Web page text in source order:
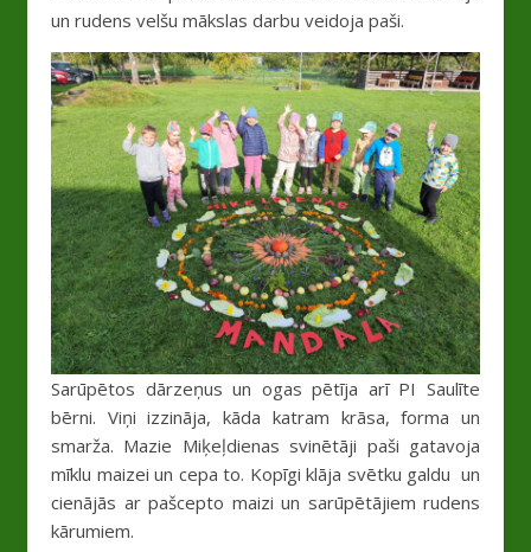
un rudens velšu mākslas darbu veidoja paši.
Sarūpētos dārzeņus un ogas pētīja arī PI Saulīte
bērni. Viņi izzināja, kāda katram krāsa, forma un
smarža. Mazie Miķeļdienas svinētāji paši gatavoja
mīklu maizei un cepa to. Kopīgi klāja svētku galdu un
cienājās ar pašcepto maizi un sarūpētājiem rudens
kārumiem.